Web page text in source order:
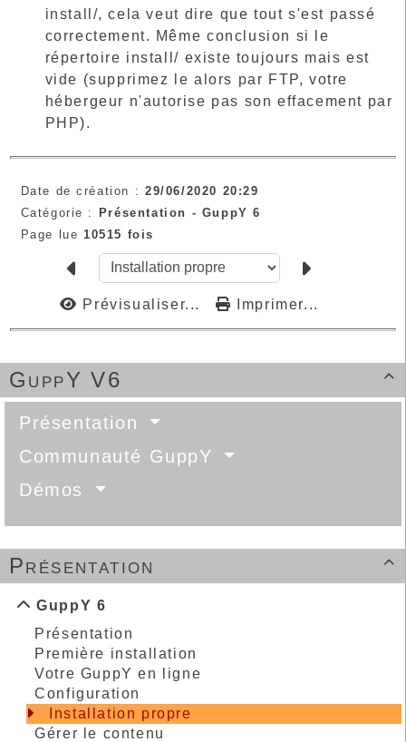

GuppY V6
Présentation
Communauté GuppY
Démos

Présentation
GuppY 6
Présentation
Première installation
Votre GuppY en ligne
Configuration
Installation propre
Gérer le contenu
install/, cela veut dire que tout s'est passé
correctement. Même conclusion si le
répertoire install/ existe toujours mais est
vide (supprimez le alors par FTP, votre
hébergeur n'autorise pas son effacement par
PHP).
Date de création : 29/06/2020 20:29
Catégorie : Présentation - GuppY 6
Page lue 10515 fois
Prévisualiser... Imprimer...